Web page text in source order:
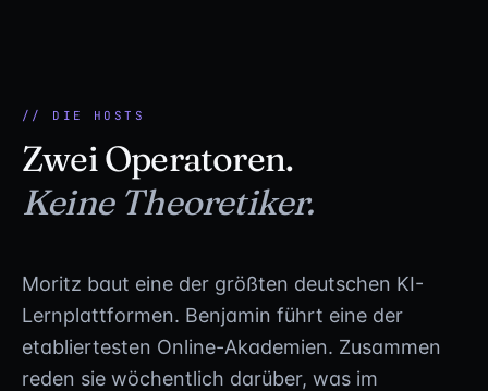
// DIE HOSTS
Zwei Operatoren.
Keine Theoretiker.
Moritz baut eine der größten deutschen KI-
Lernplattformen. Benjamin führt eine der
etabliertesten Online-Akademien. Zusammen
reden sie wöchentlich darüber, was im